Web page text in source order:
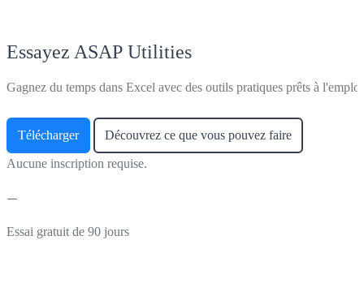
Essayez ASAP Utilities
Gagnez du temps dans Excel avec des outils pratiques prêts à
Télécharger Découvrez ce que vous pouvez faire
Aucune inscription requise.
Essai gratuit de 90 jours